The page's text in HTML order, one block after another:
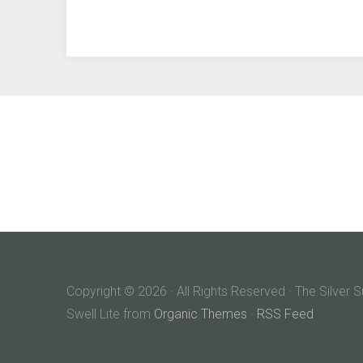
Copyright © 2026 · All Rights Reserved · The Silver
Swell Lite from Organic Themes · RSS Feed